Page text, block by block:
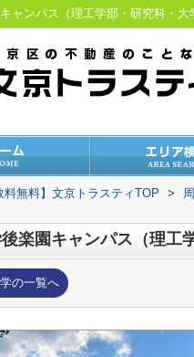
料無料】文京トラスティTOP >
楽園キャンパス（理工
の一覧へ